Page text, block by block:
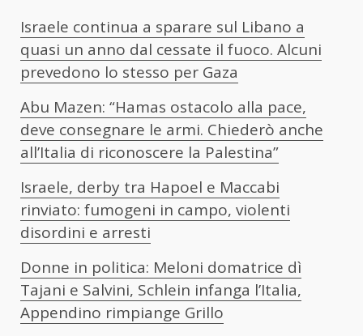
Israele continua a sparare sul Libano a
quasi un anno dal cessate il fuoco. Alcuni
prevedono lo stesso per Gaza
Abu Mazen: “Hamas ostacolo alla pace,
deve consegnare le armi. Chiederò anche
all’Italia di riconoscere la Palestina”
Israele, derby tra Hapoel e Maccabi
rinviato: fumogeni in campo, violenti
disordini e arresti
Donne in politica: Meloni domatrice dì
Tajani e Salvini, Schlein infanga l’Italia,
Appendino rimpiange Grillo